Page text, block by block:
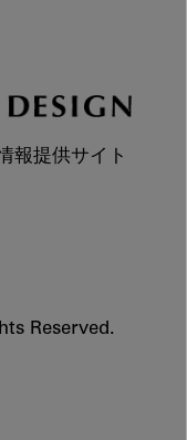
報提供サイト
Reserved.